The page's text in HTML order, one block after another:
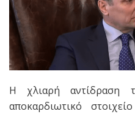
Η χλιαρή αντίδραση
αποκαρδιωτικό